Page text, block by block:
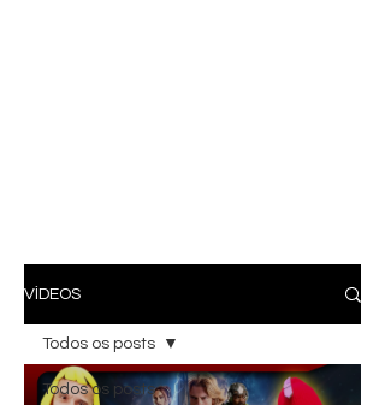
VÍDEOS
Todos os posts
Todos os posts